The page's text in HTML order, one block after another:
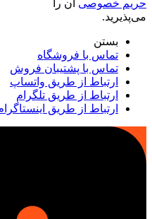
حریم خصوصی آن را
می‌پذیرید.
بستن
تماس با فروشگاه
تماس با پشتیبان فروش
ارتباط از طریق واتساپ
ارتباط از طریق تلگرام
ارتباط از طریق